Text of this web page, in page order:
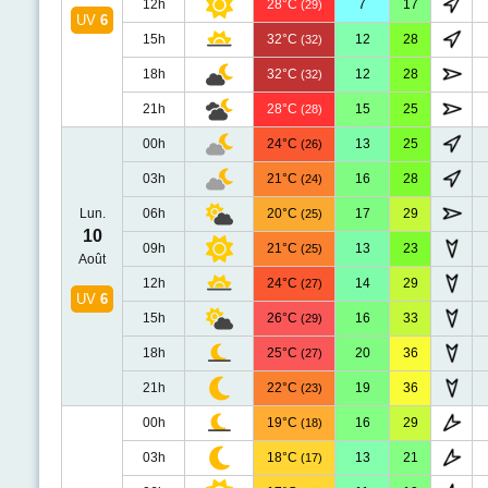
UV 6
12h 28°C (29) 7 17
15h 32°C (32) 12 28
18h 32°C (32) 12 28
21h 28°C (28) 15 25
Lun.
10
Août
UV 6
00h 24°C (26) 13 25
03h 21°C (24) 16 28
06h 20°C (25) 17 29
09h 21°C (25) 13 23
12h 24°C (27) 14 29
15h 26°C (29) 16 33
18h 25°C (27) 20 36
21h 22°C (23) 19 36
00h 19°C (18) 16 29
03h 18°C (17) 13 21